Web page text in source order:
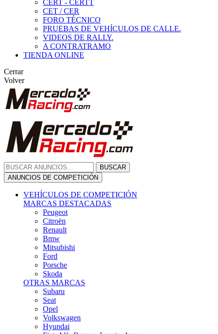
CERT - CERTT
CET / CER
FORO TÉCNICO
PRUEBAS DE VEHÍCULOS DE CALLE.
VIDEOS DE RALLY.
A CONTRATRAMO
TIENDA ONLINE
Cerrar
Volver
BUSCAR
ANUNCIOS DE COMPETICIÓN
VEHÍCULOS DE COMPETICIÓN
MARCAS DESTACADAS
Peugeot
Citroën
Renault
Bmw
Mitsubishi
Ford
Porsche
Skoda
OTRAS MARCAS
Subaru
Seat
Opel
Volkswagen
Hyundai